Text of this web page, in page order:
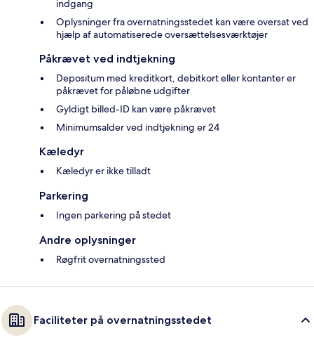
indgang
Oplysninger fra overnatningsstedet kan være oversat ved
hjælp af automatiserede oversættelsesværktøjer
Påkrævet ved indtjekning
Depositum med kreditkort, debitkort eller kontanter er
påkrævet for påløbne udgifter
Gyldigt billed-ID kan være påkrævet
Minimumsalder ved indtjekning er 24
Kæledyr
Kæledyr er ikke tilladt
Parkering
Ingen parkering på stedet
Andre oplysninger
Røgfrit overnatningssted
Faciliteter på overnatningsstedet